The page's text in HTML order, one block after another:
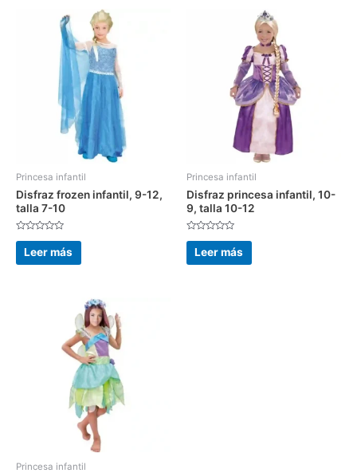
Princesa infantil
Disfraz frozen infantil, 9-12,
talla 7-10
Valorado
con
de
Leer más
Princesa infantil
Disfraz princesa infantil, 10-
9, talla 10-12
Valorado
con
de
Leer más
Princesa infantil